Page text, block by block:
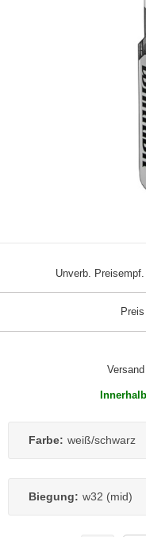
Unverb. Preisempf.
Preis
Versand
Farbe: weiß/schwarz
Biegung: w32 (mid)